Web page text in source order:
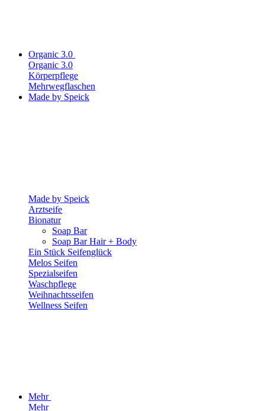
Organic 3.0
Organic 3.0
Körperpflege
Mehrwegflaschen
Made by Speick
Made by Speick
Arztseife
Bionatur
Soap Bar
Soap Bar Hair + Body
Ein Stück Seifenglück
Melos Seifen
Spezialseifen
Waschpflege
Weihnachtsseifen
Wellness Seifen
Mehr
Mehr